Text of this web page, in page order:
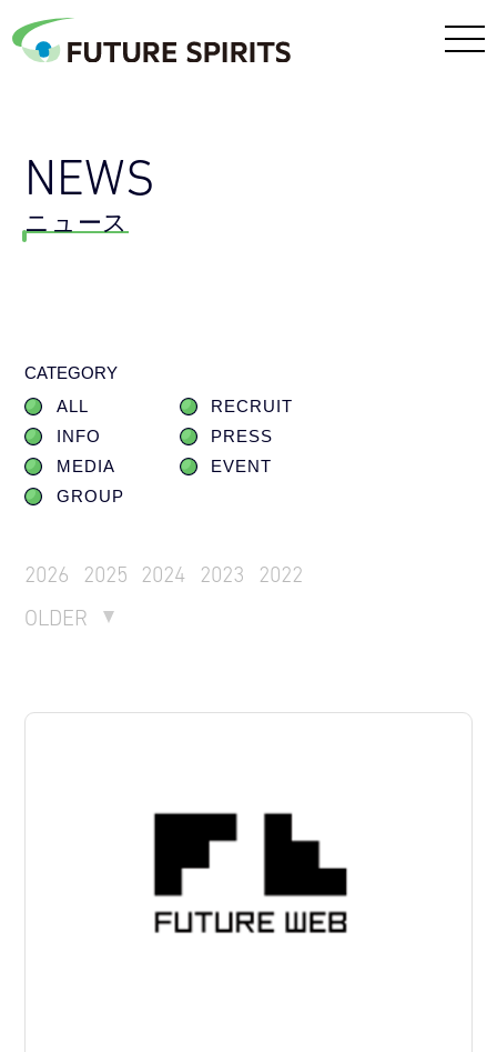
NEWS
ニュース
CATEGORY
ALL
RECRUIT
INFO
PRESS
MEDIA
EVENT
GROUP
2026 2025 2024 2023
2022
OLDER